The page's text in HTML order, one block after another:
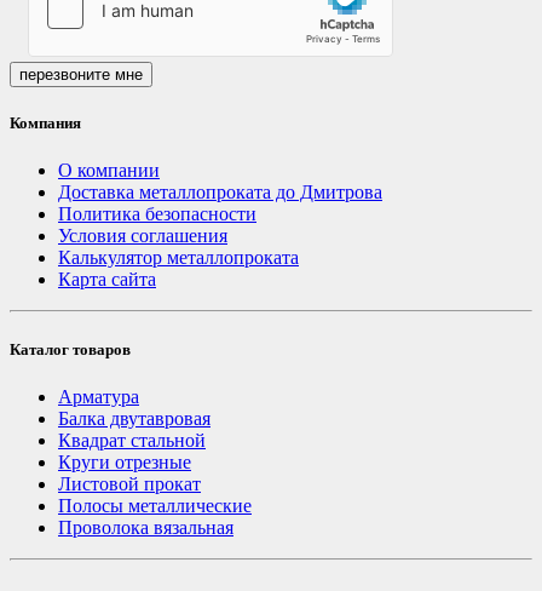
перезвоните мне
Компания
О компании
Доставка металлопроката до Дмитрова
Политика безопасности
Условия соглашения
Калькулятор металлопроката
Карта сайта
Каталог товаров
Арматура
Балка двутавровая
Квадрат стальной
Круги отрезные
Листовой прокат
Полосы металлические
Проволока вязальная